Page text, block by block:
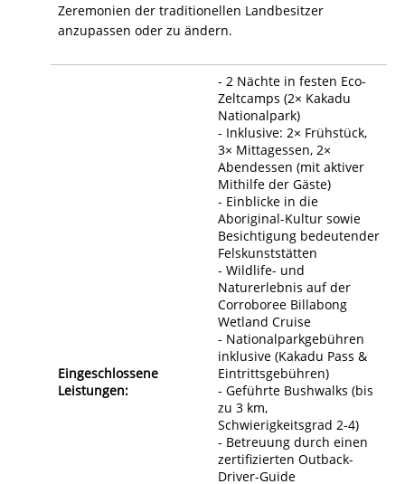
Zeremonien der traditionellen Landbesitzer
anzupassen oder zu ändern.
Eingeschlossene
Leistungen:
- 2 Nächte in festen Eco-
Zeltcamps (2× Kakadu
Nationalpark)
- Inklusive: 2× Frühstück,
3× Mittagessen, 2×
Abendessen (mit aktiver
Mithilfe der Gäste)
- Einblicke in die
Aboriginal-Kultur sowie
Besichtigung bedeutender
Felskunststätten
- Wildlife- und
Naturerlebnis auf der
Corroboree Billabong
Wetland Cruise
- Nationalparkgebühren
inklusive (Kakadu Pass &
Eintrittsgebühren)
- Geführte Bushwalks (bis
zu 3 km,
Schwierigkeitsgrad 2-4)
- Betreuung durch einen
zertifizierten Outback-
Driver-Guide